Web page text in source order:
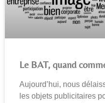
Le BAT, quand
Aujourd’hui, nous
les objets publicitaires